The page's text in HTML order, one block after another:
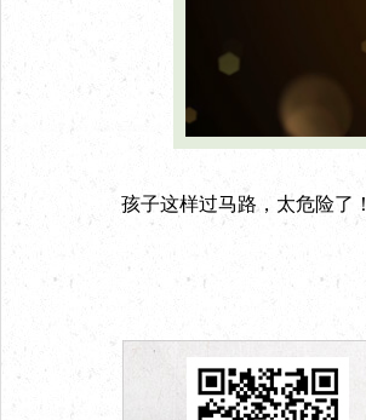
孩子这样过马路，太危险了！